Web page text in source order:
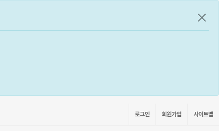
공지
로그인 회원가입 사이트맵